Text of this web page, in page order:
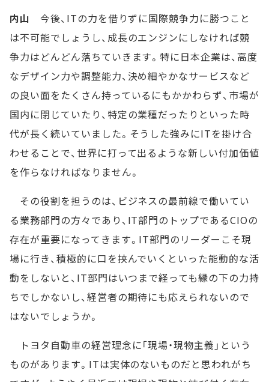
内山
今後、ITの力を借りずに国際競争力に勝つこと
は不可能でしょうし、成長のエンジンにしなければ競
争力はどんどん落ちていきます。特に日本企業は、高度
なデザイン力や調整能力、決め細やかなサービスなど
の良い面をたくさん持っているにもかかわらず、市場が
国内に閉じていたり、特定の業種だったりといった時
代が長く続いていました。そうした強みにITを掛け合
わせることで、世界に打って出るような新しい付加価値
を作らなければなりません。
その役割を担うのは、ビジネスの最前線で働いてい
る業務部門の方々であり、IT部門のトップであるCIOの
存在が重要になってきます。IT部門のリーダーこそ現
場に行き、積極的に口を挟んでいくといった能動的な活
動をしないと、IT部門はいつまで経っても縁の下の力持
ちでしかないし、経営者の期待にも応えられないので
はないでしょうか。
トヨタ自動車の経営理念に「現場・現物主義」という
ものがあります。ITは実体のないものだと思われがち